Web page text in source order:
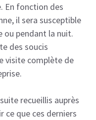
En fonction des
il sera susceptible
ou pendant la nuit.
des soucis
visite complète de
recueillis auprès
ce que ces derniers